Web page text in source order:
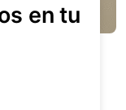
en tu